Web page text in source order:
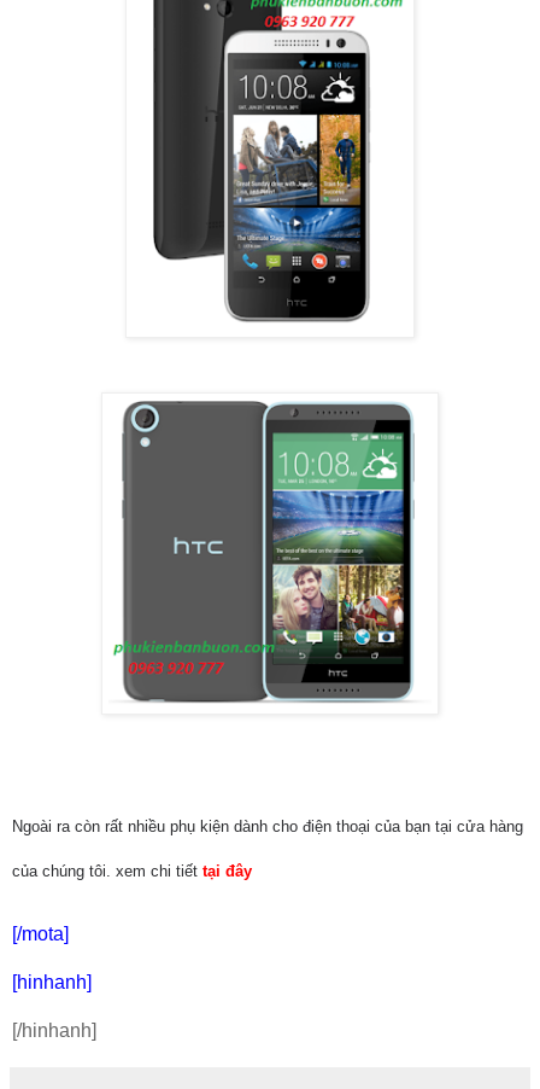
Ngoài ra còn rất nhiều phụ kiện dành cho điện thoại của bạn tại cửa hàng
của chúng tôi. xem chi tiết tại đây
[/mota]
[hinhanh]
[/hinhanh]